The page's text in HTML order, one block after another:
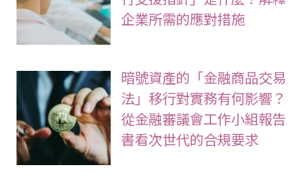
企業所需的應對措施
暗號資產的「金融商品交易
法」移行對實務有何影響？
從金融審議會工作小組報告
書看次世代的合規要求